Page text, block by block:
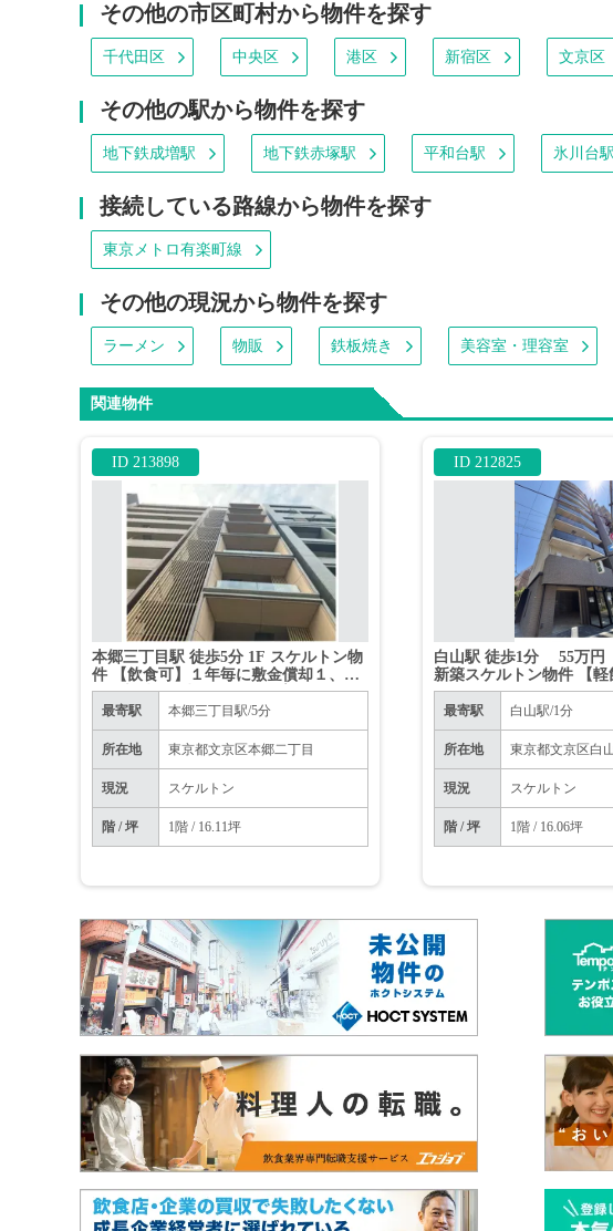
その他の市区町村から物件を探す
千代田区 中央区 港区 新宿区 文京区
その他の駅から物件を探す
地下鉄成増駅 地下鉄赤塚駅 平和台駅 氷川台駅
接続している路線から物件を探す
東京メトロ有楽町線
その他の現況から物件を探す
ラーメン 物販 鉄板焼き 美容室・理容室
関連物件
ID 213898
本郷三丁目駅 徒歩5分 1F スケルトン物
件 【飲食可】１年毎に敷金償却１、契
約更新時に償却分敷金積み増し要。
最寄駅 本郷三丁目駅/5分
所在地 東京都文京区本郷二丁目
現況 スケルトン
階 / 坪 1階 / 16.11坪
ID 212825
白山駅 徒歩1分 55万
新築スケルトン物件 【軽
最寄駅 白山駅/1分
所在地 東京都文京区白
現況 スケルトン
階 / 坪 1階 / 16.06坪